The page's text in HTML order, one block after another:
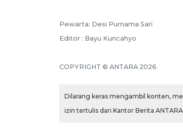
Pewarta: Desi Purnama Sari
Editor : Bayu Kuncahyo
COPYRIGHT © ANTARA 2026
Dilarang keras mengambil konten,
izin tertulis dari Kantor Berita